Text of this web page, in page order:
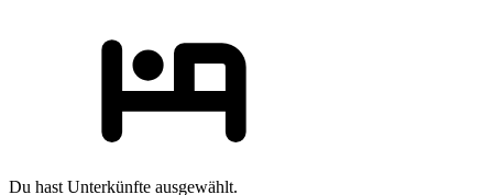
Du hast Unterkünfte ausgewählt.